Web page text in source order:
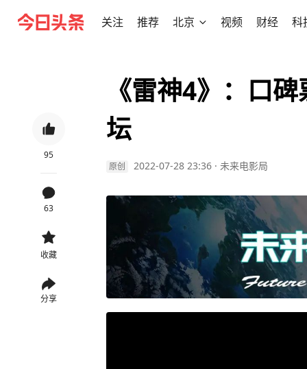
关注 推荐 北京 视频 财经 科
95
63
收藏
分享
《雷神4》：口
坛
原创 2022-07-28 23:36 · 未来电影局